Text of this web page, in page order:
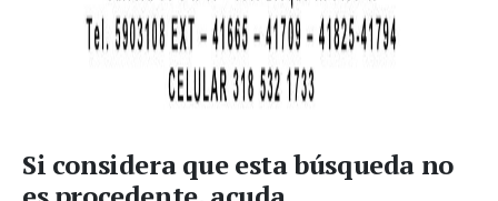
Si considera que esta búsqueda no